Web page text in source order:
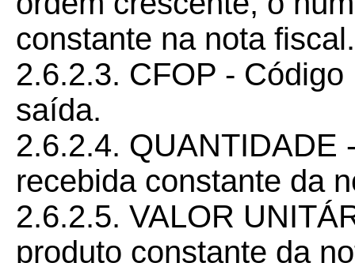
constante na nota fiscal.
2.6.2.3. CFOP -
saída.
2.6.2.4. QUANTIDADE
recebida constante da
2.6.2.5. VALOR
produto constante da